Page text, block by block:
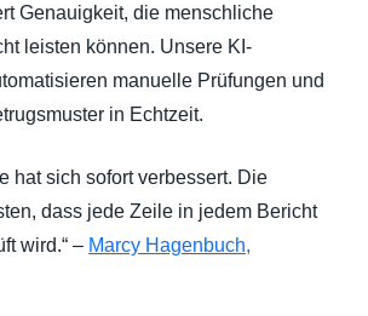
Genauigkeit, die menschliche
leisten können. Unsere KI-
manuelle Prüfungen und
in Echtzeit.
hat sich sofort verbessert. Die
dass jede Zeile in jedem Bericht
wird.“ – Marcy Hagenbuch,